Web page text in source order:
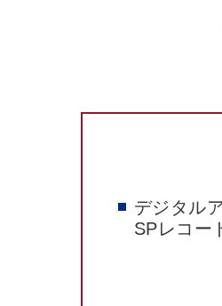
デジタル
SPレコー